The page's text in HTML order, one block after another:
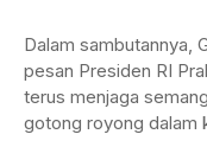
Dalam sambutannya,
pesan Presiden RI
terus menjaga
gotong royong dalam